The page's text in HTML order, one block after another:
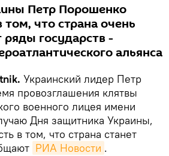
Петр Порошенко
том, что страна очень
государств -
альянса
Украинский лидер Петр
провозглашения клятвы
военного лицея имени
Дня защитника Украины,
в том, что страна станет
РИА Новости .